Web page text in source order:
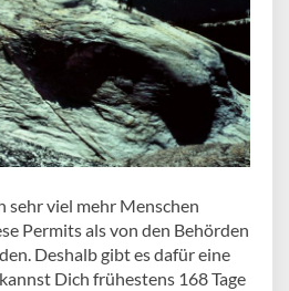
sehr viel mehr Menschen
Permits als von den Behörden
Deshalb gibt es dafür eine
Dich frühestens 168 Tage